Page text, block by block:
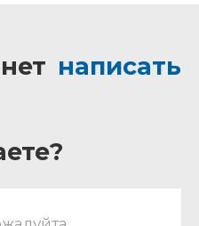
написать